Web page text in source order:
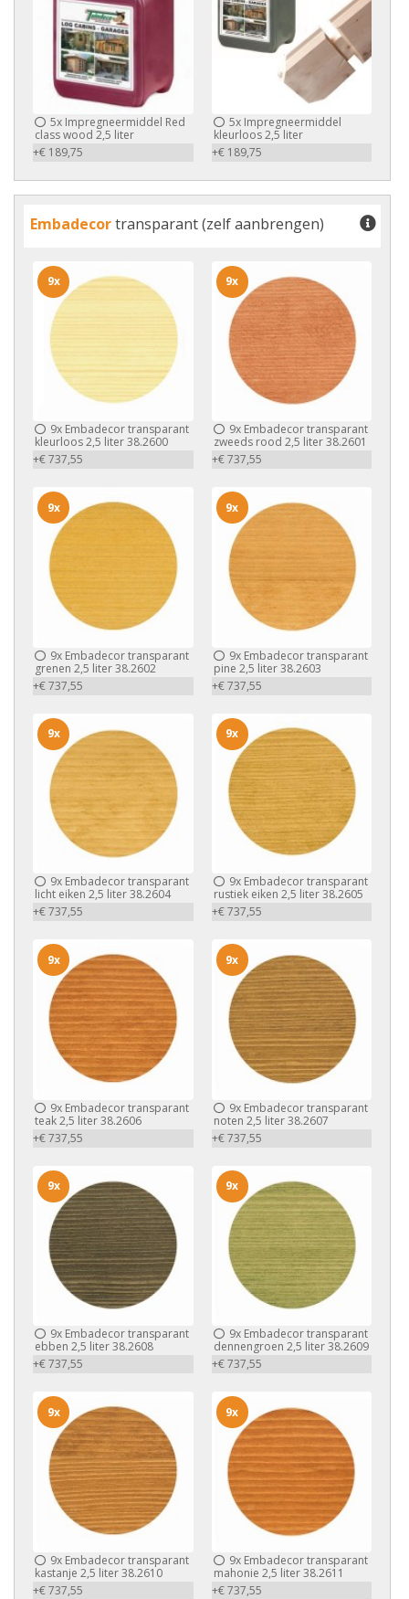
5x Impregneermiddel Red
class wood 2,5 liter
+€ 189,75
5xImpregneermiddel
kleurloos 2,5 liter
+€ 189,75
Embadecortransparant (zelf aanbrengen)
9x Embadecor transparant
kleurloos 2,5 liter 38.2600
+€ 737,55
9x
9xEmbadecor transparant
zweeds rood 2,5 liter 38.2601
+€ 737,55
9x
9x Embadecor transparant
grenen 2,5 liter 38.2602
+€ 737,55
9x
9xEmbadecor transparant
pine 2,5 liter 38.2603
+€ 737,55
9x
9x Embadecor transparant
licht eiken 2,5 liter 38.2604
+€ 737,55
9x
9xEmbadecor transparant
rustiek eiken 2,5 liter 38.2605
+€ 737,55
9x
9x Embadecor transparant
teak 2,5 liter 38.2606
+€ 737,55
9x
9xEmbadecor transparant
noten 2,5 liter 38.2607
+€ 737,55
9x
9x Embadecor transparant
ebben 2,5 liter 38.2608
+€ 737,55
9x
9xEmbadecor transparant
dennengroen 2,5 liter 38.2609
+€ 737,55
9x
9x Embadecor transparant
kastanje 2,5 liter 38.2610
+€ 737,55
9x
9xEmbadecor transparant
mahonie 2,5 liter 38.2611
+€ 737,55
9x